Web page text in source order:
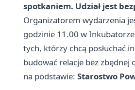
spotkaniem. Udział jest
Organizatorem wydarzenia
godzinie 11.00 w
tych, którzy chcą posłuchać
budować relacje bez
na podstawie: Starostwo